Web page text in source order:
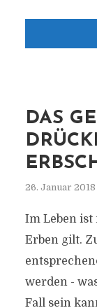
DAS
26. Januar 2018
Im Leben
Erben gilt.
werden -
Fall sein